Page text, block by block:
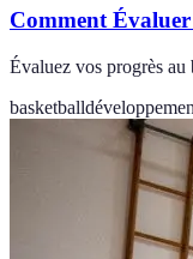
Comment
Évaluez vos progrès au
basketball